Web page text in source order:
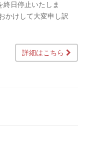
終日停止いたしま
かけして大変申し訳
詳細はこちら